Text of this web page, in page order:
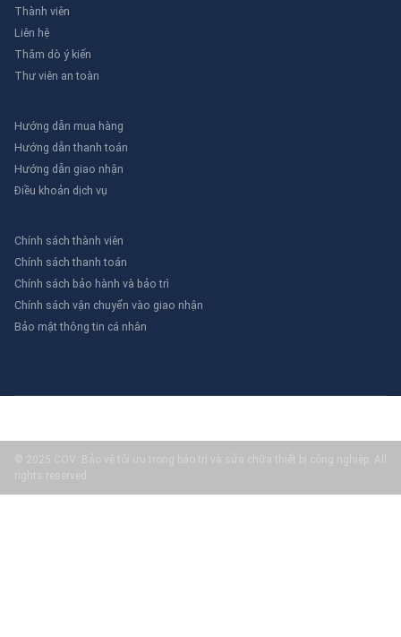
Thành viên
Liên hệ
Thăm dò ý kiến
Thư viên an toàn
Hướng dẫn mua hàng
Hướng dẫn thanh toán
Hướng dẫn giao nhận
Điều khoản dịch vụ
Chính sách thành viên
Chính sách thanh toán
Chính sách bảo hành và bảo trì
Chính sách vận chuyển vào giao nhận
Bảo mật thông tin cá nhân
© 2025 COV: Bảo vệ tối ưu trong bảo trì và sửa chữa thiết bị công nghiệp. All
rights reserved.